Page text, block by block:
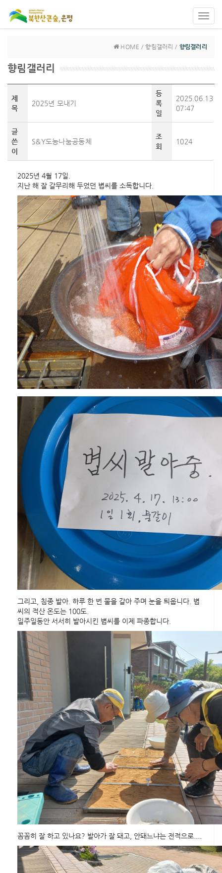
HOME / 향림갤러리 / 향림갤러리
향림갤러리
제
목
2025년 모내기
등
록
일
2025.06.13
07:47
글
쓴
이
S&Y도농나눔공동체
조
회
1024
2025년 4월 17일.
지난 해 잘 갈무리해 두었던 볍씨를 소독합니다.
그리고, 침종 발아. 하루 한 번 물을 갈아 주며 눈을 틔웁니다. 볍
씨의 적산 온도는 100도.
일주일동안 서서히 발아시킨 볍씨를 이제 파종합니다.
꼼꼼히 잘 하고 있나요? 발아가 잘 돼고, 안돼느냐는 전적으로....